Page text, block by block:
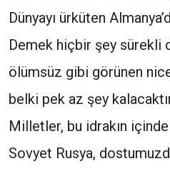
Dünyayı ürküten
Demek hiçbir şey sürekli
ölümsüz gibi görünen
belki pek az şey
Milletler, bu idrakın içinde
Sovyet Rusya,